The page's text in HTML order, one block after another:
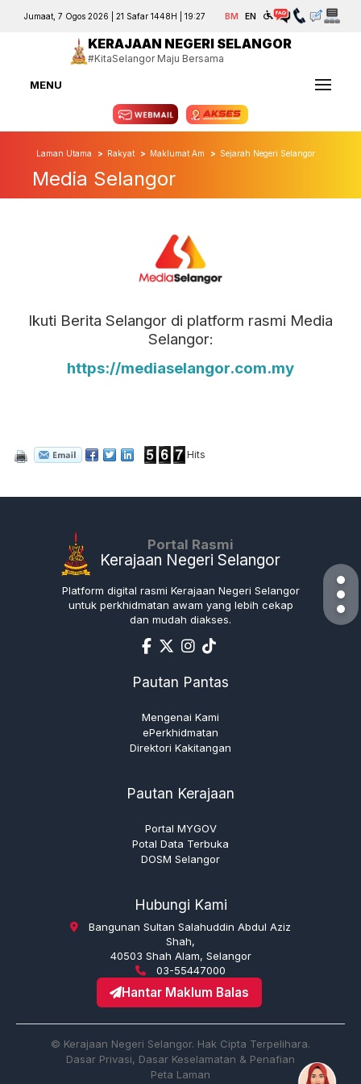
Jumaat, 7 Ogos 2026 | 21 Safar 1448H | 19:27 BM EN
KERAJAAN NEGERI SELANGOR
#KitaSelangor Maju Bersama
MENU
Laman Utama Rakyat Maklumat Am Sejarah Negeri Selangor
Media Selangor
Ikuti Berita Selangor di platform rasmi Media
Selangor:
https://mediaselangor.com.my
Hits
Portal Rasmi
Kerajaan Negeri Selangor
Platform digital rasmi Kerajaan Negeri Selangor
untuk perkhidmatan awam yang lebih cekap
dan mudah diakses.
Pautan Pantas
Mengenai Kami
ePerkhidmatan
Direktori Kakitangan
Pautan Kerajaan
Portal MYGOV
Potal Data Terbuka
DOSM Selangor
Hubungi Kami
Bangunan Sultan Salahuddin Abdul Aziz
Shah,
40503 Shah Alam, Selangor
03-55447000
Hantar Maklum Balas
© Kerajaan Negeri Selangor. Hak Cipta Terpelihara.
Dasar Privasi, Dasar Keselamatan & Penafian
Peta Laman